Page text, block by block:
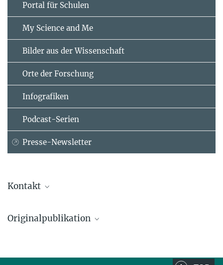
Portal für Schulen
My Science and Me
Bilder aus der Wissenschaft
Orte der Forschung
Infografiken
Podcast-Serien
Presse-Newsletter
Kontakt
Max-Planck-Institut für Kernphysik, Heidelberg
Originalpublikation